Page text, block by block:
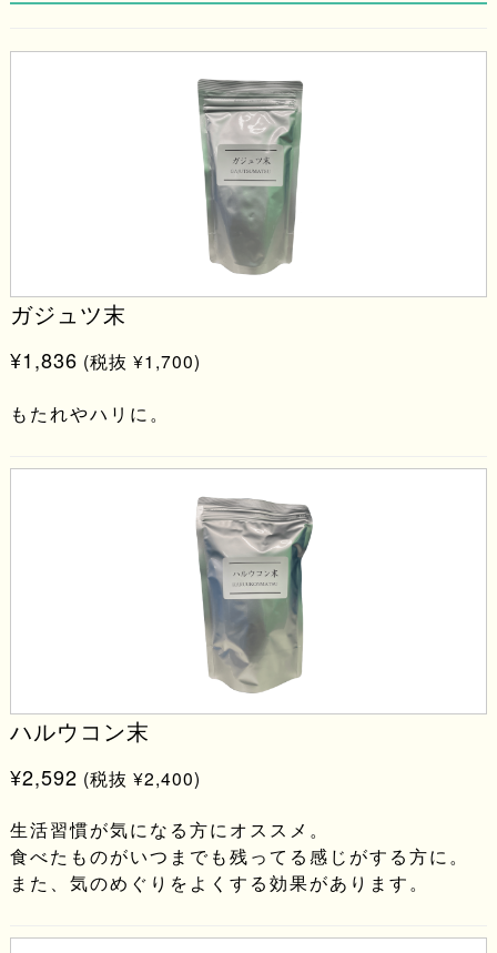
ガジュツ末
¥1,836 (税抜 ¥1,700)
もたれやハリに。
ハルウコン末
¥2,592 (税抜 ¥2,400)
生活習慣が気になる方にオススメ。
食べたものがいつまでも残ってる感じがする方に。
また、気のめぐりをよくする効果があります。